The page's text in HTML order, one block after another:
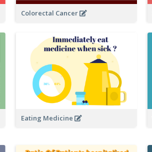
Colorectal Cancer
Eating Medicine